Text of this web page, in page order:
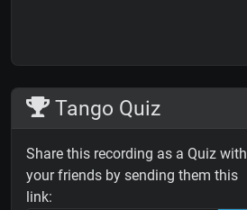
Tango Quiz
Share this recording as a Quiz with
your friends by sending them this
link: